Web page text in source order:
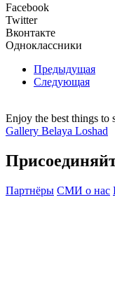
Facebook
Twitter
Вконтакте
Одноклассники
Предыдущая
Следующая
Enjoy the best things to
Gallery Belaya Loshad
Партнёры СМИ о нас